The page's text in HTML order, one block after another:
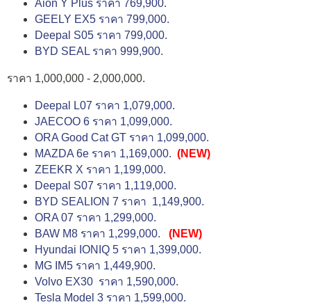
Aion Y Plus ราคา 769,900.
GEELY EX5 ราคา 799,000.
Deepal S05 ราคา 799,000.
BYD SEAL ราคา 999,900.
ราคา 1,000,000 - 2,000,000.
Deepal L07 ราคา 1,079,000.
JAECOO 6 ราคา 1,099,000.
ORA Good Cat GT ราคา 1,099,000.
MAZDA 6e ราคา 1,169,000. (NEW)
ZEEKR X ราคา 1,199,000.
Deepal S07 ราคา 1,119,000.
BYD SEALION 7 ราคา 1,149,900.
ORA 07 ราคา 1,299,000.
BAW M8 ราคา 1,299,000.
(NEW)
Hyundai IONIQ 5 ราคา 1,399,000.
MG IM5 ราคา 1,449,900.
Volvo EX30 ราคา 1,590,000.
Tesla Model 3 ราคา 1,599,000.